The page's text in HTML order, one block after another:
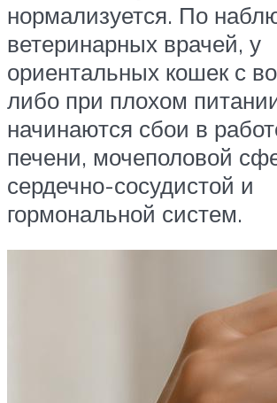
нормализуется. По
ветеринарных врачей, у
ориентальных кошек с
либо при плохом
начинаются сбои в
печени, мочеполовой
сердечно-сосудистой и
гормональной систем.